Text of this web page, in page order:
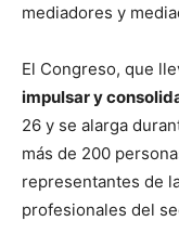
mediadores y
El Congreso, que
impulsar y
26 y se alarga
más de 200
representantes de
profesionales del